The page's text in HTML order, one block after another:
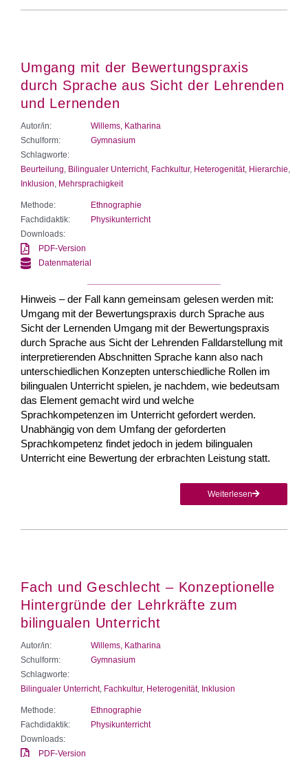
Umgang mit der Bewertungspraxis
durch Sprache aus Sicht der Lehrenden
und Lernenden
Autor/in:
Willems, Katharina
Schulform:
Gymnasium
Schlagworte:
Beurteilung Bilingualer Unterricht, Fachkultur, Heterogenität, Hierarchie
Inklusion Mehrsprachigkeit
Methode:
Ethnographie
Fachdidaktik:
Physikunterricht
Downloads:
PDF-Version
Datenmaterial
Hinweis – der Fall kann gemeinsam gelesen werden mit:
Umgang mit der Bewertungspraxis durch Sprache aus
Sicht der Lernenden Umgang mit der Bewertungspraxis
durch Sprache aus Sicht der Lehrenden Falldarstellung mit
interpretierenden Abschnitten Sprache kann also nach
unterschiedlichen Konzepten unterschiedliche Rollen im
bilingualen Unterricht spielen, je nachdem, wie bedeutsam
das Element gemacht wird und welche
Sprachkompetenzen im Unterricht gefordert werden.
Unabhängig von dem Umfang der geforderten
Sprachkompetenz findet jedoch in jedem bilingualen
Unterricht eine Bewertung der erbrachten Leistung statt.
Weiterlesen
Fach und Geschlecht – Konzeptionelle
Hintergründe der Lehrkräfte zum
bilingualen Unterricht
Autor/in:
Willems, Katharina
Schulform:
Gymnasium
Schlagworte:
Bilingualer Unterricht, Fachkultur, Heterogenität, Inklusion
Methode:
Ethnographie
Fachdidaktik:
Physikunterricht
Downloads:
PDF-Version